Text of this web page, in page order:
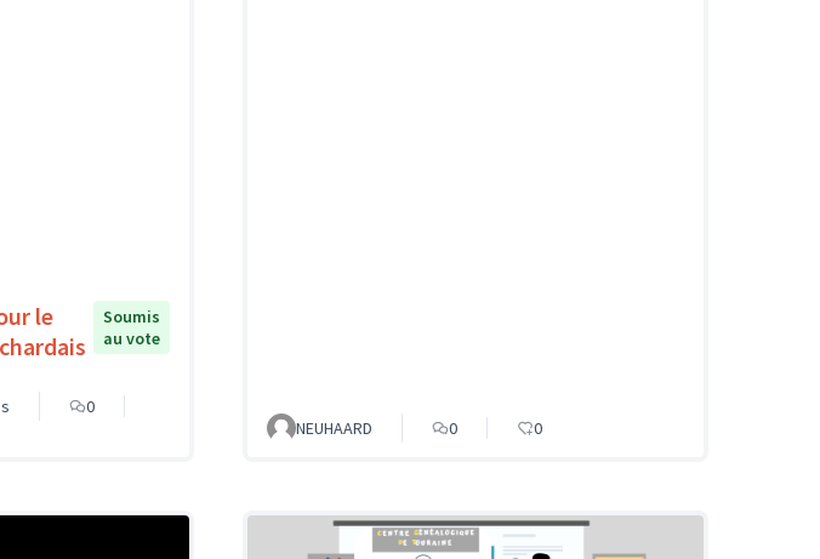
le
Soumis
au vote
0
NEUHAARD 0 0